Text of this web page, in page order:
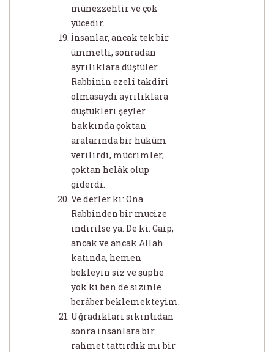
münezzehtir ve çok
yücedir.
İnsanlar, ancak tek bir
ümmetti, sonradan
ayrılıklara düştüler.
Rabbinin ezelî takdîri
olmasaydı ayrılıklara
düştükleri şeyler
hakkında çoktan
aralarında bir hüküm
verilirdi, mücrimler,
çoktan helâk olup
giderdi.
Ve derler ki: Ona
Rabbinden bir mucize
indirilse ya. De ki: Gaip,
ancak ve ancak Allah
katında, hemen
bekleyin siz ve şüphe
yok ki ben de sizinle
berâber beklemekteyim.
Uğradıkları sıkıntıdan
sonra insanlara bir
rahmet tattırdık mı bir